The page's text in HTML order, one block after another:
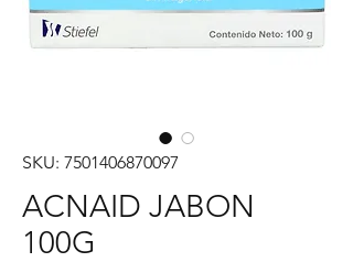
SKU: 7501406870097
ACNAID JABON
100G